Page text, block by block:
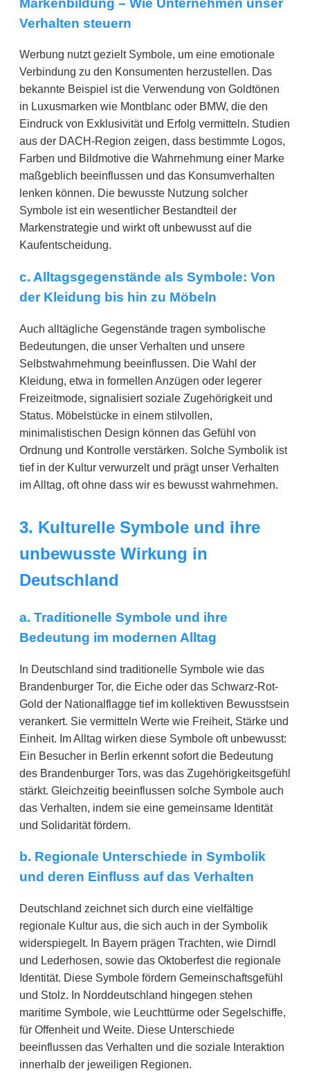
Markenbildung – Wie Unternehmen unser
Verhalten steuern
Werbung nutzt gezielt Symbole, um eine emotionale
Verbindung zu den Konsumenten herzustellen. Das
bekannte Beispiel ist die Verwendung von Goldtönen
in Luxusmarken wie Montblanc oder BMW, die den
Eindruck von Exklusivität und Erfolg vermitteln. Studien
aus der DACH-Region zeigen, dass bestimmte Logos,
Farben und Bildmotive die Wahrnehmung einer Marke
maßgeblich beeinflussen und das Konsumverhalten
lenken können. Die bewusste Nutzung solcher
Symbole ist ein wesentlicher Bestandteil der
Markenstrategie und wirkt oft unbewusst auf die
Kaufentscheidung.
c. Alltagsgegenstände als Symbole: Von
der Kleidung bis hin zu Möbeln
Auch alltägliche Gegenstände tragen symbolische
Bedeutungen, die unser Verhalten und unsere
Selbstwahrnehmung beeinflussen. Die Wahl der
Kleidung, etwa in formellen Anzügen oder legerer
Freizeitmode, signalisiert soziale Zugehörigkeit und
Status. Möbelstücke in einem stilvollen,
minimalistischen Design können das Gefühl von
Ordnung und Kontrolle verstärken. Solche Symbolik ist
tief in der Kultur verwurzelt und prägt unser Verhalten
im Alltag, oft ohne dass wir es bewusst wahrnehmen.
3. Kulturelle Symbole und ihre
unbewusste Wirkung in
Deutschland
a. Traditionelle Symbole und ihre
Bedeutung im modernen Alltag
In Deutschland sind traditionelle Symbole wie das
Brandenburger Tor, die Eiche oder das Schwarz-Rot-
Gold der Nationalflagge tief im kollektiven Bewusstsein
verankert. Sie vermitteln Werte wie Freiheit, Stärke und
Einheit. Im Alltag wirken diese Symbole oft unbewusst:
Ein Besucher in Berlin erkennt sofort die Bedeutung
des Brandenburger Tors, was das Zugehörigkeitsgefühl
stärkt. Gleichzeitig beeinflussen solche Symbole auch
das Verhalten, indem sie eine gemeinsame Identität
und Solidarität fördern.
b. Regionale Unterschiede in Symbolik
und deren Einfluss auf das Verhalten
Deutschland zeichnet sich durch eine vielfältige
regionale Kultur aus, die sich auch in der Symbolik
widerspiegelt. In Bayern prägen Trachten, wie Dirndl
und Lederhosen, sowie das Oktoberfest die regionale
Identität. Diese Symbole fördern Gemeinschaftsgefühl
und Stolz. In Norddeutschland hingegen stehen
maritime Symbole, wie Leuchttürme oder Segelschiffe,
für Offenheit und Weite. Diese Unterschiede
beeinflussen das Verhalten und die soziale Interaktion
innerhalb der jeweiligen Regionen.